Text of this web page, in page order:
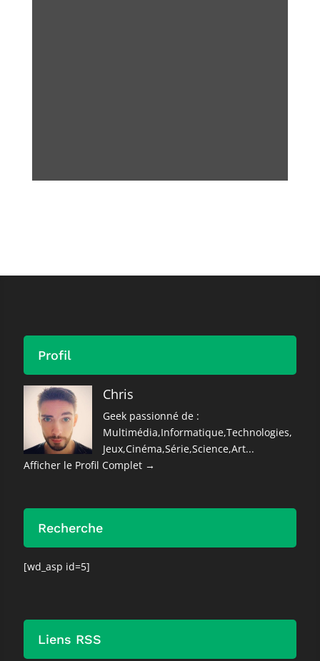
Profil
Chris
Geek passionné de :
Multimédia,Informatique,Technologies,
Jeux,Cinéma,Série,Science,Art...
Afficher le Profil Complet →
Recherche
[wd_asp id=5]
Liens RSS